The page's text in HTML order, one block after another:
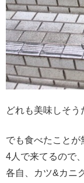
どれも美味しそう
でも食べたことが
4人で来てるので、
各自、カツ&カニ